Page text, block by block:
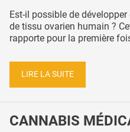
Est-il possible de
de tissu ovarien humain ?
rapporte pour la première
LIRE LA SUITE
CANNABIS